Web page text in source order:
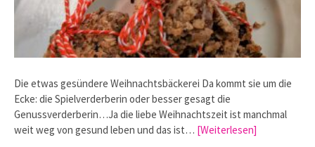
Die etwas gesündere Weihnachtsbäckerei Da kommt sie um die
Ecke: die Spielverderberin oder besser gesagt die
Genussverderberin…Ja die liebe Weihnachtszeit ist manchmal
weit weg von gesund leben und das ist… [Weiterlesen]